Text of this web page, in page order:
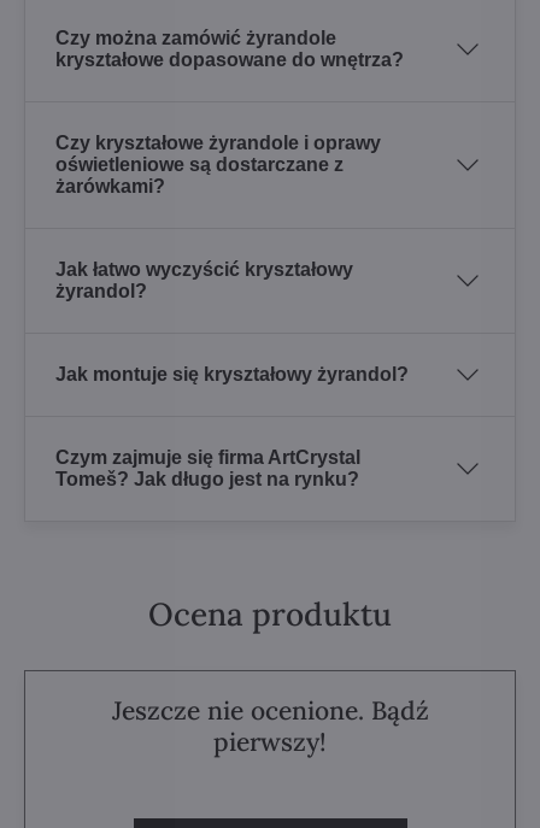
Czy można zamówić żyrandole
kryształowe dopasowane do wnętrza?
Czy kryształowe żyrandole i oprawy
oświetleniowe są dostarczane z
żarówkami?
Jak łatwo wyczyścić kryształowy
żyrandol?
Jak montuje się kryształowy żyrandol?
Czym zajmuje się firma ArtCrystal
Tomeš? Jak długo jest na rynku?
Ocena produktu
Jeszcze nie ocenione. Bądź
pierwszy!